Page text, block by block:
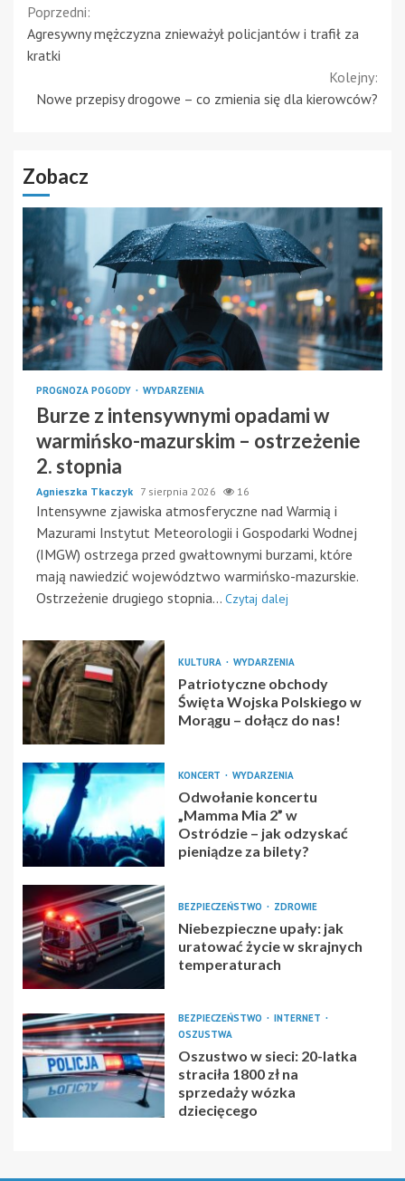
Continue
Reading
Poprzedni:
Agresywny mężczyzna znieważył policjantów i trafił za
kratki
Kolejny:
Nowe przepisy drogowe – co zmienia się dla kierowców?
Zobacz
PROGNOZA POGODY WYDARZENIA
Burze z intensywnymi opadami w
warmińsko-mazurskim – ostrzeżenie
2. stopnia
Agnieszka Tkaczyk 7 sierpnia 2026 16
Intensywne zjawiska atmosferyczne nad Warmią i
Mazurami Instytut Meteorologii i Gospodarki Wodnej
(IMGW) ostrzega przed gwałtownymi burzami, które
mają nawiedzić województwo warmińsko-mazurskie.
Ostrzeżenie drugiego stopnia... Czytaj dalej
KULTURA WYDARZENIA
Patriotyczne obchody
Święta Wojska Polskiego w
Morągu – dołącz do nas!
KONCERT WYDARZENIA
Odwołanie koncertu
„Mamma Mia 2” w
Ostródzie – jak odzyskać
pieniądze za bilety?
BEZPIECZEŃSTWO ZDROWIE
Niebezpieczne upały: jak
uratować życie w skrajnych
temperaturach
BEZPIECZEŃSTWO
INTERNET
OSZUSTWA
Oszustwo w sieci: 20-latka
straciła 1800 zł na
sprzedaży wózka
dziecięcego